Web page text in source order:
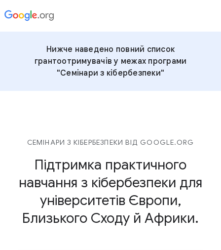
Нижче наведено повний список
грантоотримувачів у межах програми
"Семінари з кібербезпеки"
СЕМІНАРИ З КІБЕРБЕЗПЕКИ ВІД GOOGLE.ORG
Підтримка практичного
навчання з кібербезпеки для
університетів Європи,
Близького Сходу й Африки.